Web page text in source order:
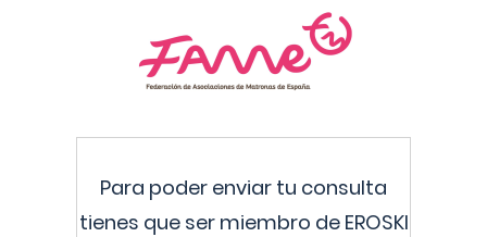
Para poder enviar tu consulta
tienes que ser miembro de EROSKI